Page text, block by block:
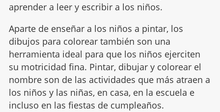
aprender a leer y escribir a los niños.
Aparte de enseñar a los niños a pintar, los
dibujos para colorear también son una
herramienta ideal para que los niños ejerciten
su motricidad fina. Pintar, dibujar y colorear el
nombre son de las actividades que más atraen a
los niños y las niñas, en casa, en la escuela e
incluso en las fiestas de cumpleaños.